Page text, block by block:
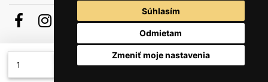
Súhlasím
Odmietam
Zmeniť moje nastavenia
Pridať do košíka
Odber noviniek